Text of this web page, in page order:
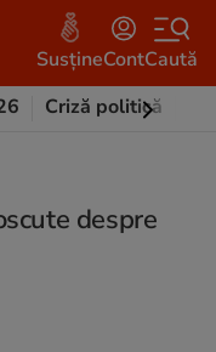
SusțineContCaută
Criză politică
despre